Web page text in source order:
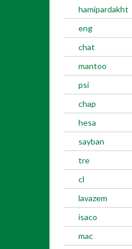
hamipardakht
eng
chat
mantoo
psi
chap
hesa
sayban
tre
cl
lavazem
isaco
mac